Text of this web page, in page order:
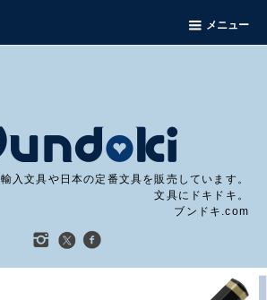
メニュー
輸入文具や日本の定番文具を販売しています。
文具にドキドキ。
ブンドキ.com